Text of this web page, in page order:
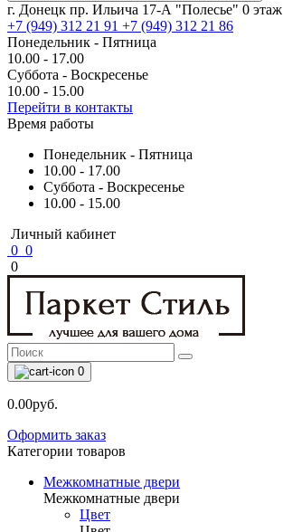
г. Донецк пр. Ильича 17-А "Полесье" 0 этаж
+7 (949) 312 21 91 +7 (949) 312 21 86
Понедельник - Пятница
10.00 - 17.00
Суббота - Воскресенье
10.00 - 15.00
Перейти в контакты
Время работы
Понедельник - Пятница
10.00 - 17.00
Суббота - Воскресенье
10.00 - 15.00
Личный кабинет
0 0
0
0
0.00руб.
Оформить заказ
Категории товаров
Межкомнатные двери
Межкомнатные двери
Цвет